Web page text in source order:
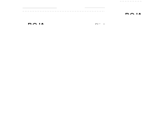
BOJA Bijela
BOJA